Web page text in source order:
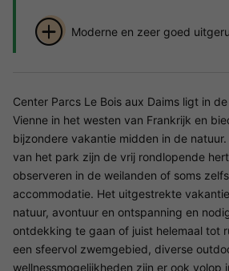
Moderne en zeer goed
Center Parcs Le Bois aux Daims ligt in
Vienne in het westen van Frankrijk en
bijzondere vakantie midden in de
van het park zijn de vrij rondlopende
observeren in de weilanden of soms
accommodatie. Het uitgestrekte
natuur, avontuur en ontspanning en
ontdekking te gaan of juist helemaal tot
een sfeervol zwemgebied, diverse
wellnessmogelijkheden zijn er ook volop